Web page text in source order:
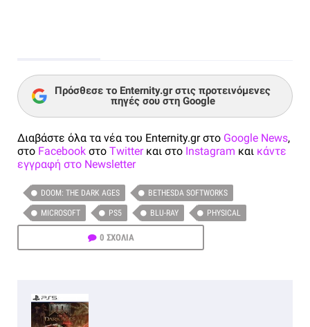
Πρόσθεσε το Enternity.gr στις προτεινόμενες
πηγές σου στη Google
Διαβάστε όλα τα νέα του Enternity.gr στο Google News,
στο Facebook στο Twitterκαι στο Instagram και κάντε
εγγραφή στο Newsletter
DOOM: THE DARK AGES BETHESDA SOFTWORKS
MICROSOFT PS5 BLU-RAY PHYSICAL
0 ΣΧΟΛΙΑ